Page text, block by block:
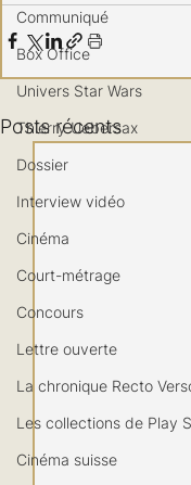
Communiqué
Box Office
Univers Star Wars
Thierry Uebersax
Dossier
Interview vidéo
Cinéma
Court-métrage
Concours
Lettre ouverte
La chronique Recto
Les collections de Play
Cinéma suisse
Posts récents